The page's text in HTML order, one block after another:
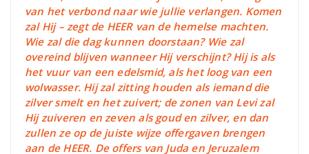
van het verbond naar wie jullie verlangen. Komen
zal Hij – zegt de HEER van de hemelse machten.
Wie zal die dag kunnen doorstaan? Wie zal
overeind blijven wanneer Hij verschijnt? Hij is als
het vuur van een edelsmid, als het loog van een
wolwasser. Hij zal zitting houden als iemand die
zilver smelt en het zuivert; de zonen van Levi zal
Hij zuiveren en zeven als goud en zilver, en dan
zullen ze op de juiste wijze offergaven brengen
aan de HEER. De offers van Juda en Jeruzalem